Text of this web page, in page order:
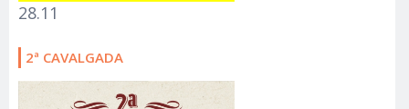
28.11
2ª CAVALGADA